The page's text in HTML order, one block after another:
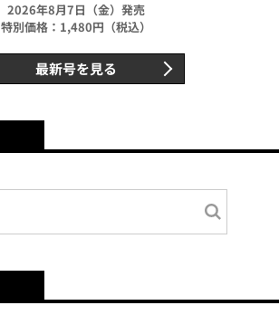
2026年8月7日（金）発売
特別価格：1,480円（税込）
最新号を見る